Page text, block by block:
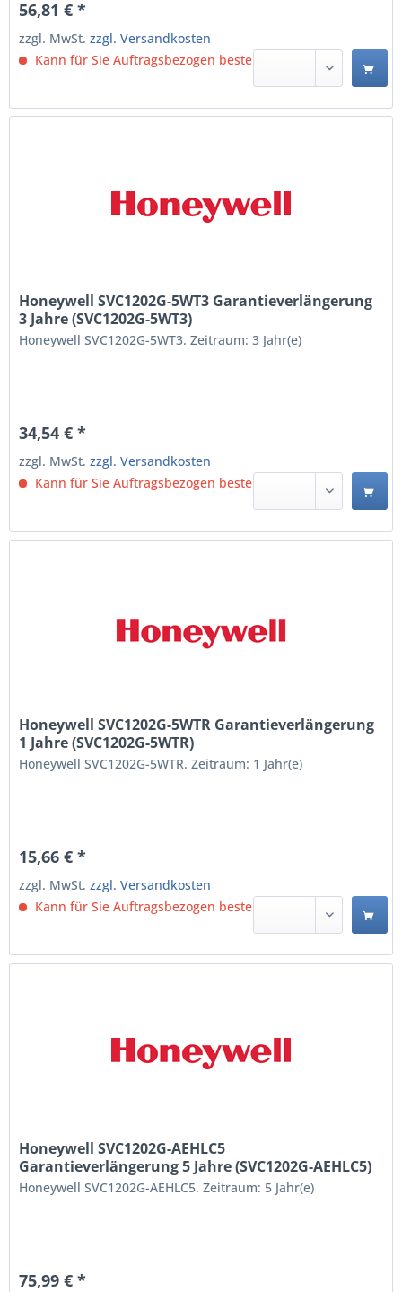
56,81 € *
zzgl. MwSt.zzgl. Versandkosten
Kann für Sie Auftragsbezogen bestellt werden.
Honeywell SVC1202G-5WT3 Garantieverlängerung
3 Jahre (SVC1202G-5WT3)
Honeywell SVC1202G-5WT3. Zeitraum: 3 Jahr(e)
34,54 € *
zzgl. MwSt.zzgl. Versandkosten
Kann für Sie Auftragsbezogen bestellt werden.
Honeywell SVC1202G-5WTR Garantieverlängerung
1 Jahre (SVC1202G-5WTR)
Honeywell SVC1202G-5WTR. Zeitraum: 1 Jahr(e)
15,66 € *
zzgl. MwSt.zzgl. Versandkosten
Kann für Sie Auftragsbezogen bestellt werden.
Honeywell SVC1202G-AEHLC5
Garantieverlängerung 5 Jahre (SVC1202G-AEHLC5)
Honeywell SVC1202G-AEHLC5. Zeitraum: 5 Jahr(e)
75,99 € *